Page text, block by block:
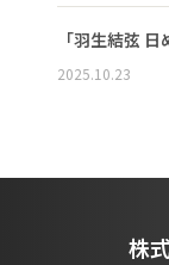
「羽生結弦
2025.10.23
株